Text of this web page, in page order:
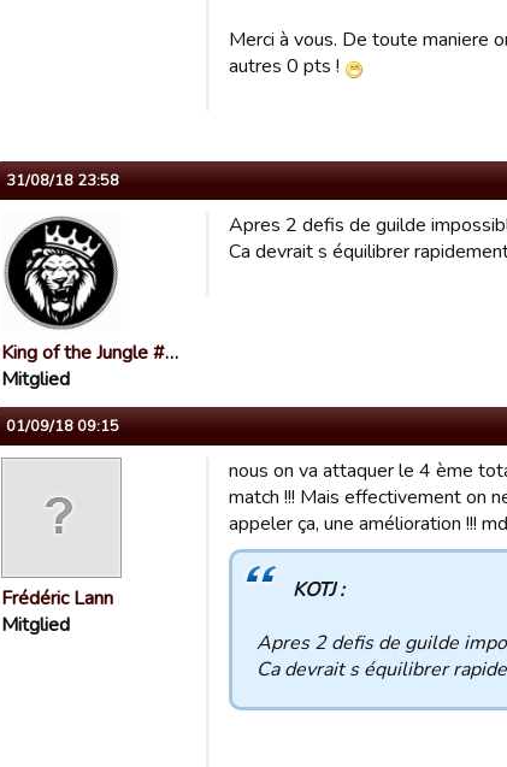
Merci à vous. De toute maniere
autres 0 pts !
31/08/18 23:58
King of the Jungle #…
Mitglied
Apres 2 defis de guilde
Ca devrait s équilibrer
01/09/18 09:15
Frédéric Lann
Mitglied
nous on va attaquer le 4 ème
match !!! Mais effectivement on
appeler ça, une amélioration !!!
KOTJ :
Apres 2 defis de guilde
Ca devrait s équilibrer